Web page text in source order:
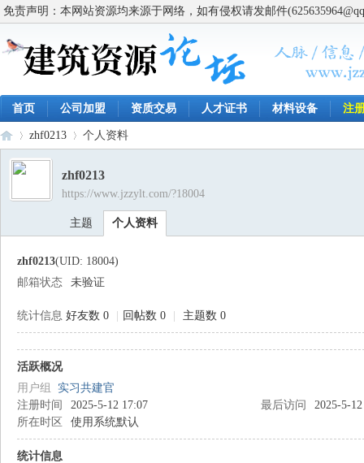
免责声明：本网站资源均来源于网络，如有侵权请发邮件
首页 公司加盟 资质交易 人才证书 材料设备 注
›
zhf0213 个人资料
zhf0213
https://www.jzzylt.com/?18004
主题 个人资料
zhf0213(UID: 18004)
邮箱状态
未验证
统计信息 好友数 0 回帖数 0 主题数 0
活跃概况
用户组 实习共建官
注册时间
2025-5-12 17:07 最后访问
2025-5-
所在时区
使用系统默认
统计信息